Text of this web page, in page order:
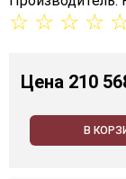
☆ ☆ ☆ ☆
Цена 210
В